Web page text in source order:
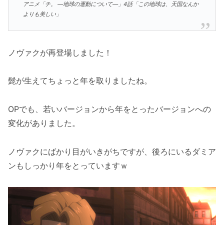
アニメ「チ。 ―地球の運動について―」4話「この地球は、天国なんか
よりも美しい」
ノヴァクが再登場しました！
髭が生えてちょっと年を取りましたね。
OPでも、若いバージョンから年をとったバージョンへの
変化がありました。
ノヴァクにばかり目がいきがちですが、後ろにいるダミア
ンもしっかり年をとっていますｗ